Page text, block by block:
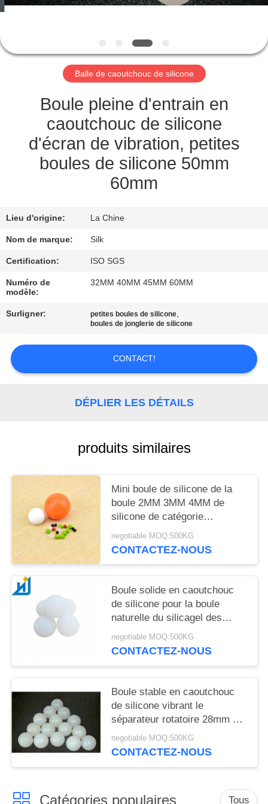
DE
QUALITÉ
CONTACTEZ-
NOUS
NOUVELLES
DEMANDEZ
UNE
CITATION
PLAN
SITE
Balle de caoutchouc de silicone
Boule pleine d'entrain en
caoutchouc de silicone
d'écran de vibration, petites
boules de silicone 50mm
60mm
Lieu d'origine: La Chine
Nom de marque: Silk
Certification: ISO SGS
Numéro de
modèle:
32MM 40MM 45MM 60MM
Surligner: petites boules de silicone,
boules de jonglerie de silicone
CONTACT!
DÉPLIER LES DÉTAILS
produits similaires
Mini boule de silicone de la
boule 2MM 3MM 4MM de
silicone de catégorie
comestible petite 5MM
negotiable MOQ:500KG
CONTACTEZ-NOUS
Boule solide en caoutchouc
de silicone pour la boule
naturelle du silicagel des
boules NR d'unité centrale
d'écran de vibration 35mm
negotiable MOQ:500KG
CONTACTEZ-NOUS
Boule stable en caoutchouc
de silicone vibrant le
séparateur rotatoire 28mm de
tamis de grain 30mm 35mm
negotiable MOQ:500KG
CONTACTEZ-NOUS
Catégories populaires Tous